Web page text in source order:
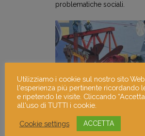
problematiche sociali.
Utilizziamo i cookie sul nostro sito
l'esperienza più pertinente ricordando
e ripetendo le visite. Cliccando
all'uso di TUTTI i cookie.
Cookie settings ACCETTA